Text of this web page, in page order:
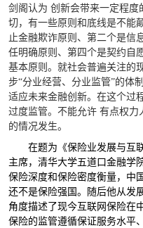
剑阁认为 创新会带来一定程
切，有一些原则和底线是不能
止金融欺诈原则、第二个是信
任明确原则、第四个是契约自
基本原则。就社会普遍关注的
步“分业经营、分业监管”的体
适应未来金融创新。在这个过
过度监管。不能允许 有点权
的情况发生。
在题为《保险业发展与互
主席，清华大学五道口金融学
保险深度和保险密度衡量，中
还不是保险强国。随后他从发
角度描述了现今互联网保险在
保险的监管遵循保证服务水平